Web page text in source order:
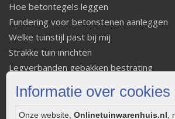
Informatie over cookies
Onze website, Onlinetuinwarenhuis.nl
Hoe betontegels leggen
Fundering voor betonstenen aanleggen
Welke tuinstijl past bij mij
Strakke tuin inrichten
Legverbanden gebakken bestrating
Onderhoud van gebakken bestrating
Aanlegtips voor gebakken bestrating
Zelf een terras aanleggen